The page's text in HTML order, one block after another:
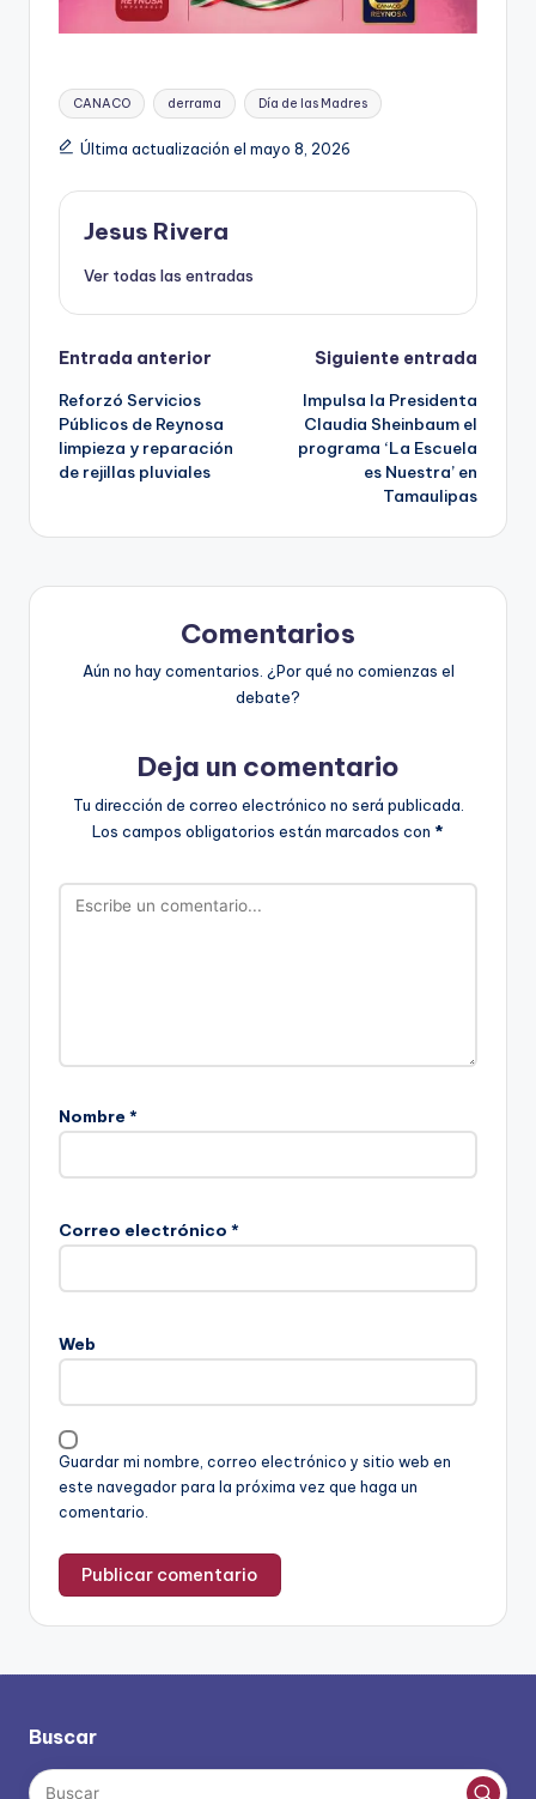
Etiquetas:
CANACO derrama Día de las Madres
Última actualización el mayo 8, 2026
Jesus Rivera
Ver todas las entradas
Navegación
de
entradas
Entrada anterior
Reforzó Servicios
Públicos de Reynosa
limpieza y reparación
de rejillas pluviales
Siguiente entrada
Impulsa la Presidenta
Claudia Sheinbaum el
programa ‘La Escuela
es Nuestra’ en
Tamaulipas
Comentarios
Aún no hay comentarios. ¿Por qué no comienzas el
debate?
Deja un comentario
Tu dirección de correo electrónico no será publicada.
Los campos obligatorios están marcados con *
Nombre *
Correo electrónico *
Web
Guardar mi nombre, correo electrónico y sitio web en
este navegador para la próxima vez que haga un
comentario.
Buscar